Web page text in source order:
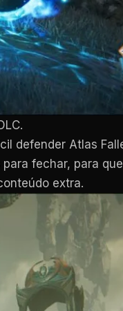
defender Atlas
fechar, para
extra.